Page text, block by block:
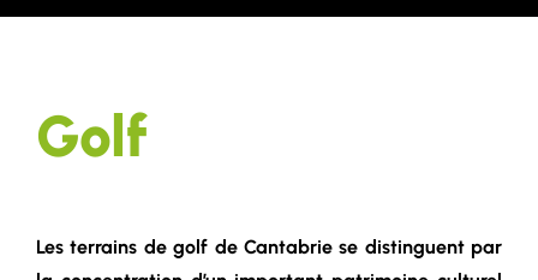
Golf
Les terrains de golf de Cantabrie se distinguent par